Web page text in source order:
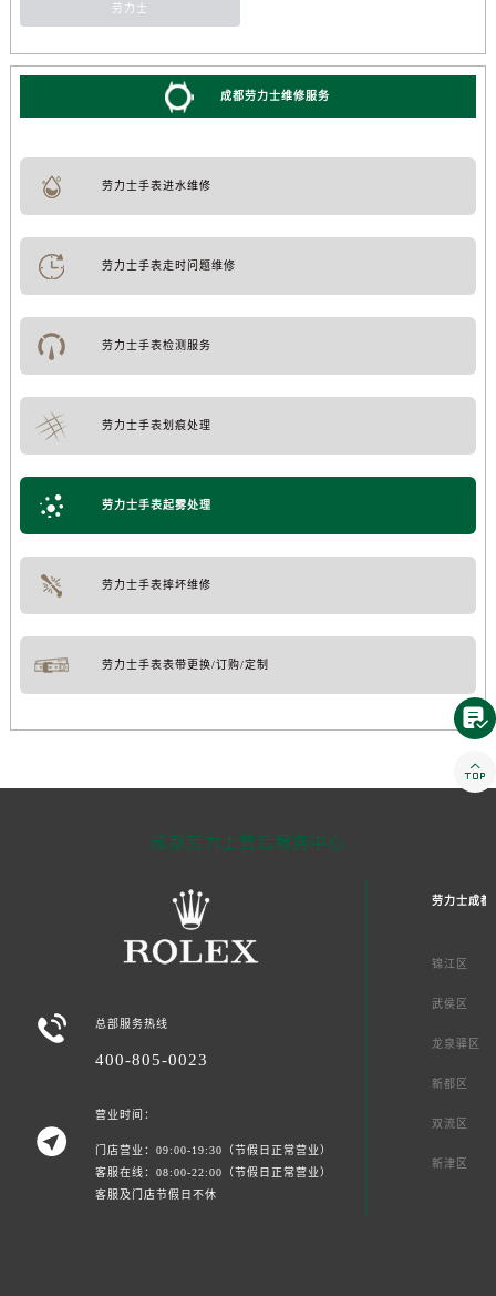
劳力士
成都劳力士维修服务
劳力士手表进水维修
劳力士手表走时问题维修
劳力士手表检测服务
劳力士手表划痕处理
劳力士手表起雾处理
劳力士手表摔坏维修
劳力士手表表带更换/订购/定制
成都劳力士售后服务中心
 总部服务热线
400-805-0023

营业时间：
门店营业：09:00-19:30（节假日正常营业）
客服在线：08:00-22:00（节假日正常营业）
客服及门店节假日不休
劳力士成都
锦江区
武侯区
龙泉驿区
新都区
双流区
新津区

